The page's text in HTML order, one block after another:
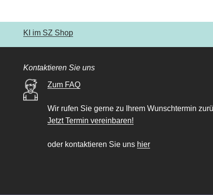
KI im SZ Shop
Kontaktieren Sie uns
Zum FAQ
Wir rufen Sie gerne zu Ihrem Wunschtermin
Jetzt Termin vereinbaren!
oder kontaktieren Sie uns hier